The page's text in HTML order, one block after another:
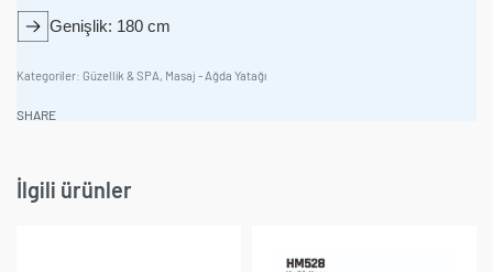
Genişlik: 180 cm
Kategoriler: Güzellik & SPA, Masaj - Ağda Yatağı
SHARE
İlgili ürünler